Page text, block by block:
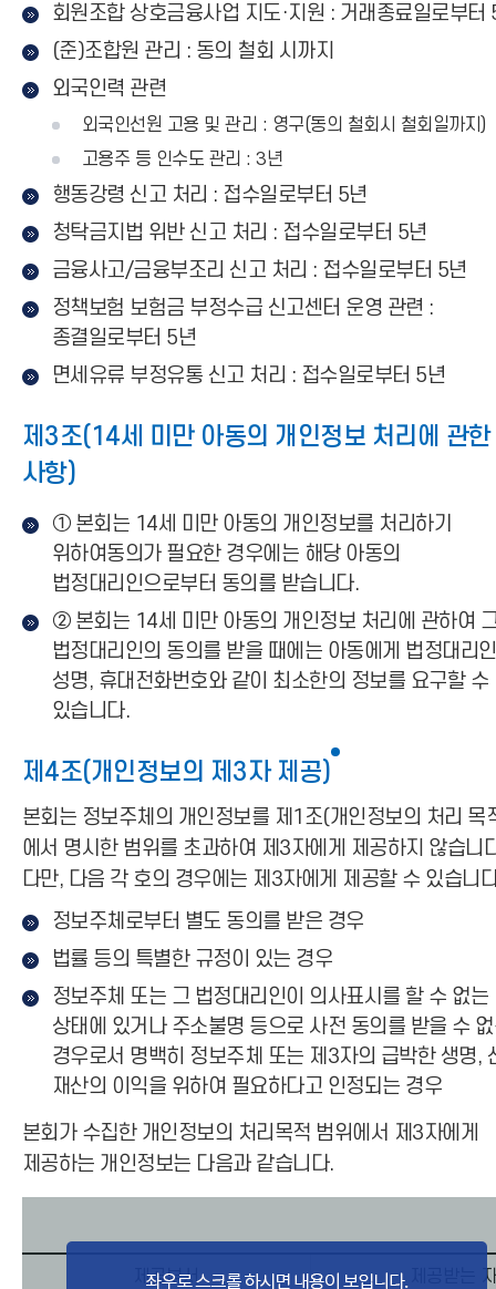
회원조합 상호금융사업 지도·지원 : 거래종료일로부터
(준)조합원 관리 : 동의 철회 시까지
외국인력 관련
외국인선원 고용 및 관리 : 영구(동의 철회시 철회일까지)
고용주 등 인수도 관리 : 3년
행동강령 신고 처리 : 접수일로부터 5년
청탁금지법 위반 신고 처리 : 접수일로부터 5년
금융사고/금융부조리 신고 처리 : 접수일로부터 5년
정책보험 보험금 부정수급 신고센터 운영 관련 :
종결일로부터 5년
면세유류 부정유통 신고 처리 : 접수일로부터 5년
제3조(14세 미만 아동의 개인정보 처리에 관한
사항)
① 본회는 14세 미만 아동의 개인정보를 처리하기
위하여동의가 필요한 경우에는 해당 아동의
법정대리인으로부터 동의를 받습니다.
② 본회는 14세 미만 아동의 개인정보 처리에 관하여
법정대리인의 동의를 받을 때에는 아동에게 법정대리
성명, 휴대전화번호와 같이 최소한의 정보를 요구할 수
있습니다.
제4조(개인정보의 제3자 제공)
본회는 정보주체의 개인정보를 제1조(개인정보의 처리 목
에서 명시한 범위를 초과하여 제3자에게 제공하지 않습니
다만, 다음 각 호의 경우에는 제3자에게 제공할 수 있습니
정보주체로부터 별도 동의를 받은 경우
법률 등의 특별한 규정이 있는 경우
정보주체 또는 그 법정대리인이 의사표시를 할 수 없는
상태에 있거나 주소불명 등으로 사전 동의를 받을 수
경우로서 명백히 정보주체 또는 제3자의 급박한 생명,
재산의 이익을 위하여 필요하다고 인정되는 경우
본회가 수집한 개인정보의 처리목적 범위에서 제3자에게
제공하는 개인정보는 다음과 같습니다.
제공부서 제공받는